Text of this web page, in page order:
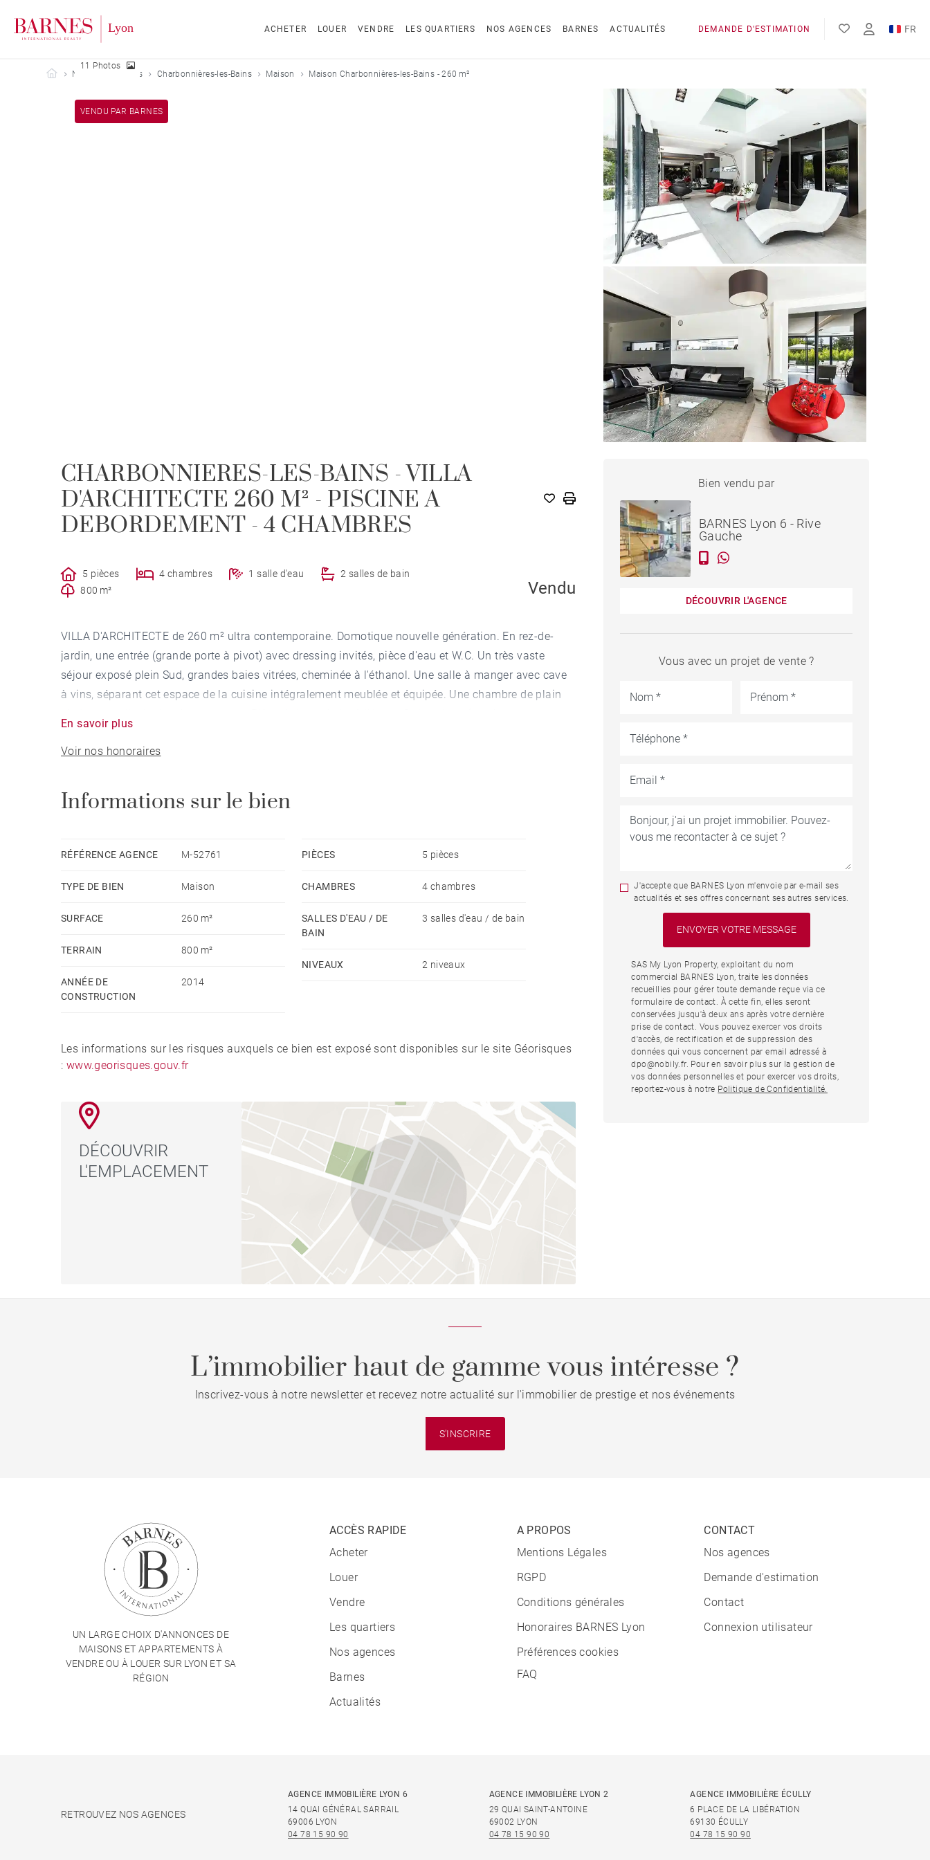
ACHETER LOUER VENDRE LES QUARTIERS NOS AGENCES BARNES ACTUALITÉS DEMANDE D'ESTIMATION
FR
Barnes Lyon
Nos biens vendus Charbonnières-les-Bains Maison Maison Charbonnières-les-Bains - 260 m²
VENDU PAR BARNES
11 Photos
CHARBONNIERES-LES-BAINS - VILLA
D'ARCHITECTE 260 M² - PISCINE A
DEBORDEMENT - 4 CHAMBRES
5 pièces 4 chambres 1 salle d'eau
2 salles de bain
800 m²
Vendu
VILLA D'ARCHITECTE de 260 m² ultra contemporaine. Domotique nouvelle génération. En rez-de-
jardin, une entrée (grande porte à pivot) avec dressing invités, pièce d'eau et W.C. Un très vaste
séjour exposé plein Sud, grandes baies vitrées, cheminée à l'éthanol. Une salle à manger avec cave
à vins, séparant cet espace de la cuisine intégralement meublée et équipée. Une chambre de plain
rangements) dont une suite parentale avec grand dressing (accès terrasse et balcons depuis toutes
les chambres). Deux salles de bains. Terrasses et balcons de 50 m². Terrain plat de 800 m² avec
Douche extérieure. Local technique piscine. Garage et emplacements de stationnement extérieurs.
Très Belles Prestations. Montant moyen de la quote-part de charges courantes 183 €/an
En savoir plus
Voir nos honoraires
Informations sur le bien
RÉFÉRENCE AGENCE M-52761
TYPE DE BIEN Maison
SURFACE 260 m²
TERRAIN 800 m²
ANNÉE DE
CONSTRUCTION
2014
PIÈCES 5 pièces
CHAMBRES 4 chambres
SALLES D'EAU / DE
BAIN
3 salles d'eau / de bain
NIVEAUX 2 niveaux
Les informations sur les risques auxquels ce bien est exposé sont disponibles sur le site Géorisques
: www.georisques.gouv.fr
DÉCOUVRIR
L'EMPLACEMENT
MAISON CHARBONNIÈRES-
LES-BAINS - 260 M²
Bien vendu par
BARNES Lyon 6 - Rive
Gauche
DÉCOUVRIR L'AGENCE
Vous avec un projet de vente ?
J'accepte que BARNES Lyon m'envoie par e-mail ses
actualités et ses offres concernant ses autres services.
SAS My Lyon Property, exploitant du nom
commercial BARNES Lyon, traite les données
recueillies pour gérer toute demande reçue via ce
formulaire de contact. À cette fin, elles seront
conservées jusqu'à deux ans après votre dernière
prise de contact. Vous pouvez exercer vos droits
d'accès, de rectification et de suppression des
données qui vous concernent par email adressé à
dpo@nobily.fr. Pour en savoir plus sur la gestion de
vos données personnelles et pour exercer vos droits,
reportez-vous à notre Politique de Confidentialité.
L’immobilier haut de gamme vous intéresse ?
Inscrivez-vous à notre newsletter et recevez notre actualité sur l'immobilier de prestige et nos événements
S'INSCRIRE
UN LARGE CHOIX D'ANNONCES DE
MAISONS ET APPARTEMENTS À
VENDRE OU À LOUER SUR LYON ET SA
RÉGION
ACCÈS RAPIDE
Acheter
Louer
Vendre
Les quartiers
Nos agences
Barnes
Actualités
A PROPOS
Mentions Légales
RGPD
Conditions générales
Honoraires BARNES Lyon
Préférences cookies
FAQ
CONTACT
Nos agences
Demande d'estimation
Contact
Connexion utilisateur
RETROUVEZ NOS AGENCES
AGENCE IMMOBILIÈRE LYON 6
14 QUAI GÉNÉRAL SARRAIL
69006 LYON
04 78 15 90 90
AGENCE IMMOBILIÈRE LYON 2
29 QUAI SAINT-ANTOINE
69002 LYON
04 78 15 90 90
AGENCE IMMOBILIÈRE ÉCULLY
6 PLACE DE LA LIBÉRATION
69130 ÉCULLY
04 78 15 90 90